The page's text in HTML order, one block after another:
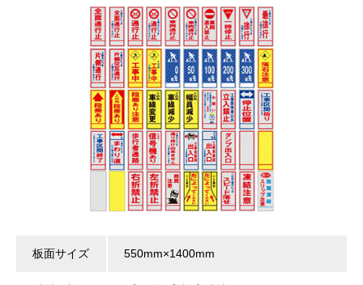
板面サイズ 550mm×1400mm